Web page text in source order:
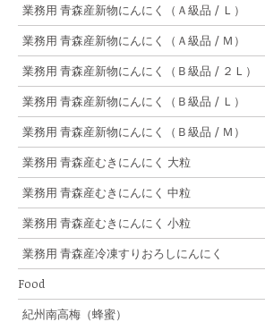
業務用 青森産新物にんにく（Ａ級品 / Ｌ）
業務用 青森産新物にんにく（Ａ級品 / Ｍ）
業務用 青森産新物にんにく（Ｂ級品 / ２Ｌ）
業務用 青森産新物にんにく（Ｂ級品 / Ｌ）
業務用 青森産新物にんにく（Ｂ級品 / Ｍ）
業務用 青森産むきにんにく 大粒
業務用 青森産むきにんにく 中粒
業務用 青森産むきにんにく 小粒
業務用 青森産冷凍すりおろしにんにく
Food
紀州南高梅（蜂蜜）